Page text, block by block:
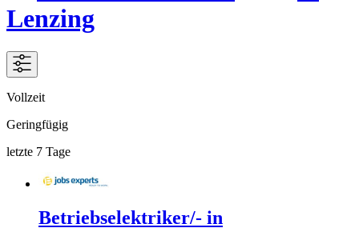
Lenzing
Vollzeit
Geringfügig
letzte 7 Tage
Betriebselektriker/- in